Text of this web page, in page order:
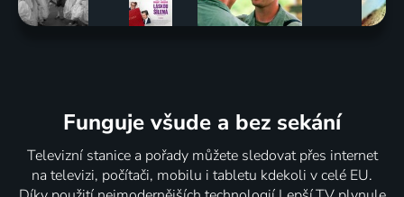
Funguje všude a bez sekání
Televizní stanice a pořady můžete sledovat přes internet
na televizi, počítači, mobilu i tabletu kdekoli v celé EU.